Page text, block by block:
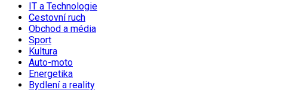
IT a Technologie
Cestovní ruch
Obchod a média
Sport
Kultura
Auto-moto
Energetika
Bydlení a reality